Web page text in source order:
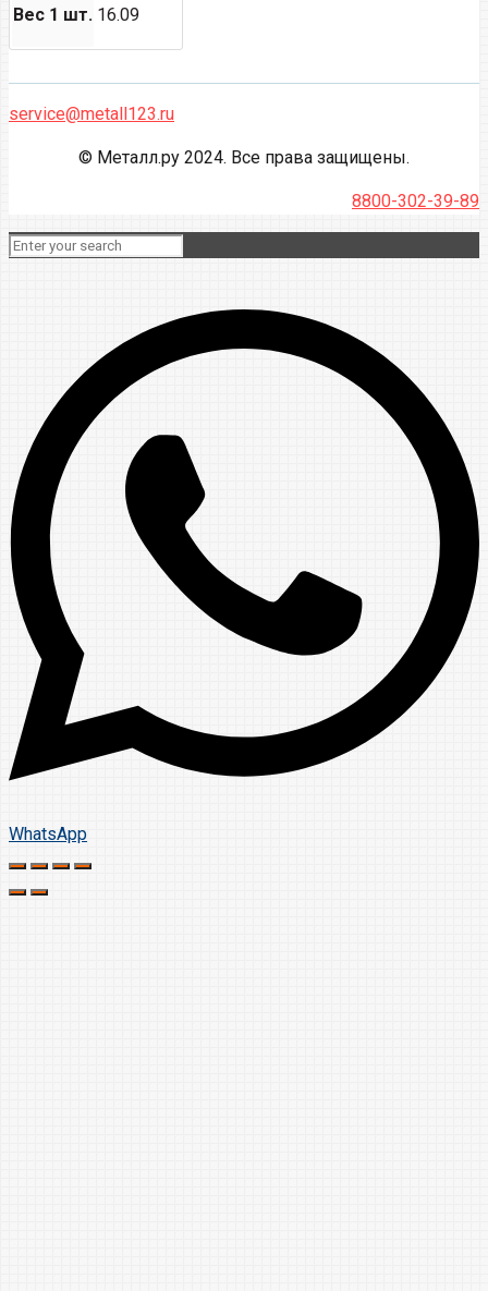
Вес 1 шт. 16.09
service@metall123.ru
© Металл.ру 2024. Все права защищены.
8800-302-39-89
WhatsApp